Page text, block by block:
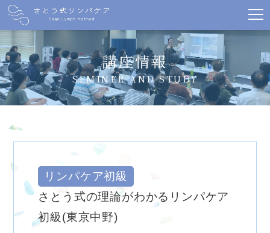
講座情報
SEMINER AND STUDY
リンパケア初級
さとう式の理論がわかるリンパケア
初級(東京中野)